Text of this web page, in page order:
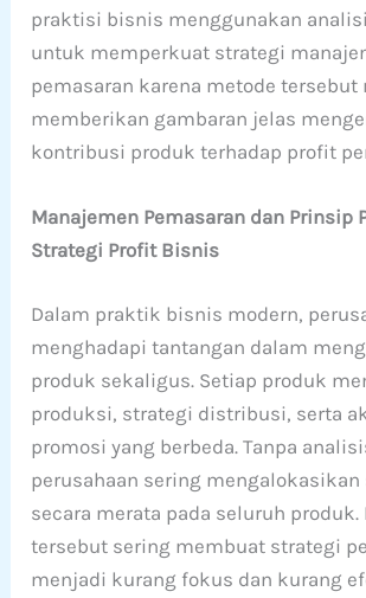
praktisi bisnis menggunakan
untuk memperkuat strategi
pemasaran karena metode tersebut
memberikan gambaran jelas
kontribusi produk terhadap profit
Manajemen Pemasaran dan Prinsip
Strategi Profit Bisnis
Dalam praktik bisnis modern,
menghadapi tantangan dalam
produk sekaligus. Setiap produk
produksi, strategi distribusi, serta
promosi yang berbeda. Tanpa
perusahaan sering mengalokasikan
secara merata pada seluruh produk.
tersebut sering membuat strategi
menjadi kurang fokus dan kurang